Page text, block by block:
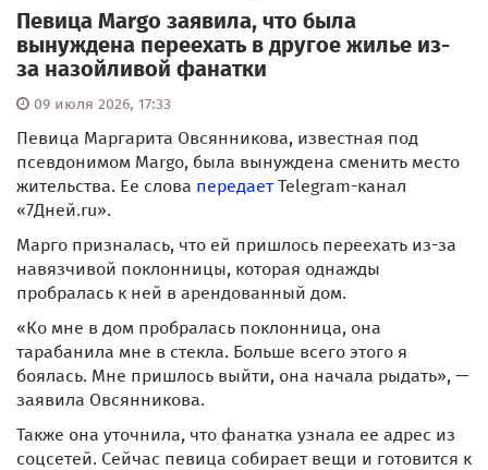
Певица Margo заявила, что была
вынуждена переехать в другое жилье из-
за назойливой фанатки
09 июля 2026, 17:33
Певица Маргарита Овсянникова, известная под
псевдонимом Margo, была вынуждена сменить место
жительства. Ее слова передаетTelegram-канал
«7Дней.ru».
Марго призналась, что ей пришлось переехать из-за
навязчивой поклонницы, которая однажды
пробралась к ней в арендованный дом.
«Ко мне в дом пробралась поклонница, она
тарабанила мне в стекла. Больше всего этого я
боялась. Мне пришлось выйти, она начала рыдать», —
заявила Овсянникова.
Также она уточнила, что фанатка узнала ее адрес из
соцсетей. Сейчас певица собирает вещи и готовится к